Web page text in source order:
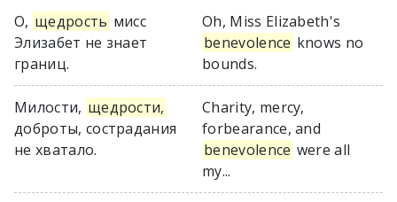
О, щедрость мисс
Элизабет не знает
границ.
Oh, Miss Elizabeth's
benevolence knows no
bounds.
Милости, щедрости,
доброты, сострадания
не хватало.
Charity, mercy,
forbearance, and
benevolence were all
my...